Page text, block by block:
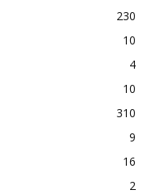
230
10
4
10
310
9
16
2